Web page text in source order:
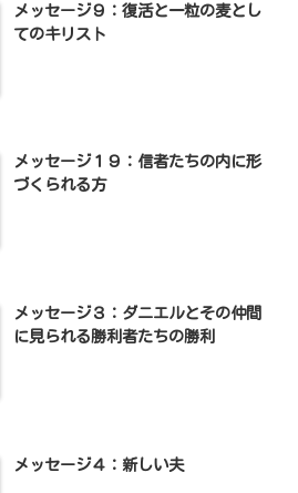
メッセージ９：復活と一粒の麦とし
てのキリスト
メッセージ１９：信者たちの内に形
づくられる方
メッセージ３：ダニエルとその仲間
に見られる勝利者たちの勝利
メッセージ４：新しい夫